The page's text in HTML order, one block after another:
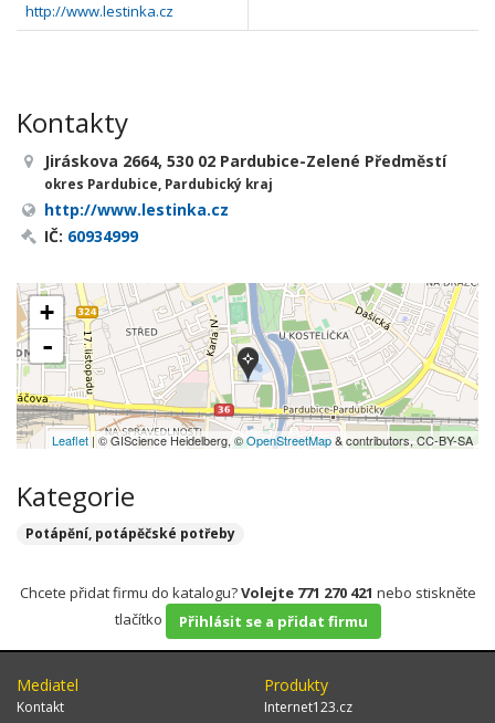
http://www.lestinka.cz
Kontakty
Jiráskova 2664, 530 02 Pardubice-Zelené Předměstí
okres Pardubice, Pardubický kraj
http://www.lestinka.cz
IČ: 60934999
+
-
Leaflet | © GIScience Heidelberg, ©OpenStreetMap& contributors, CC-BY-SA
Kategorie
Potápění, potápěčské potřeby
Chcete přidat firmu do katalogu?Volejte 771 270 421 nebo stiskněte
tlačítko
Přihlásit se a přidat firmu
Mediatel
Kontakt
Produkty
Internet123.cz